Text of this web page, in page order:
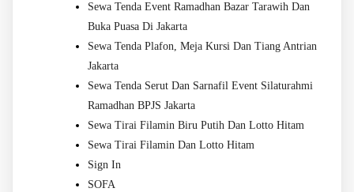
Sewa Tenda Event Ramadhan Bazar Tarawih Dan
Buka Puasa Di Jakarta
Sewa Tenda Plafon, Meja Kursi Dan Tiang Antrian
Jakarta
Sewa Tenda Serut Dan Sarnafil Event Silaturahmi
Ramadhan BPJS Jakarta
Sewa Tirai Filamin Biru Putih Dan Lotto Hitam
Sewa Tirai Filamin Dan Lotto Hitam
Sign In
SOFA